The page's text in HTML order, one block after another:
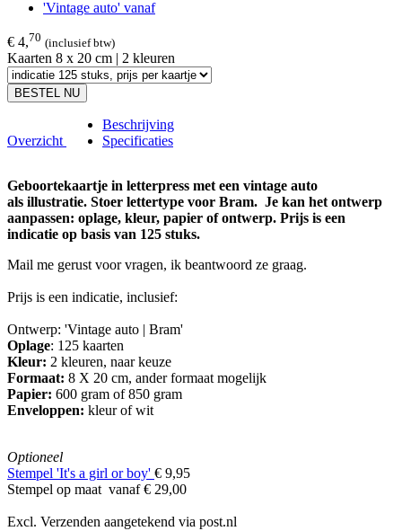
€ 4,70 (inclusief btw)
Kaarten 8 x 20 cm | 2 kleuren
BESTEL NU
Overzicht
Beschrijving
Specificaties
Geboortekaartje in letterpress met een vintage auto
als illustratie. Stoer lettertype voor Bram. Je kan het ontwerp
aanpassen: oplage, kleur, papier of ontwerp. Prijs is een
indicatie op basis van 125 stuks.
Mail me gerust voor vragen, ik beantwoord ze graag.
Prijs is een indicatie, inclusief:
Ontwerp: 'Vintage auto | Bram'
Oplage: 125 kaarten
Kleur: 2 kleuren, naar keuze
Formaat: 8 X 20 cm, ander formaat mogelijk
Papier: 600 gram of 850 gram
Enveloppen: kleur of wit
Optioneel
Stempel 'It's a girl or boy' € 9,95
Stempel op maat vanaf € 29,00
Excl. Verzenden aangetekend via post.nl